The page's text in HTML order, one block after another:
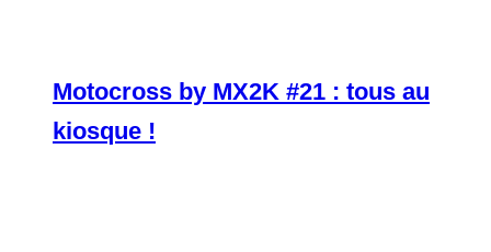
Motocross by MX2K #21 : tous au
kiosque !